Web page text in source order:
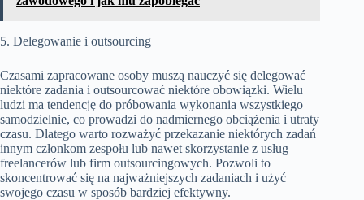
5. Delegowanie i outsourcing
Czasami zapracowane osoby muszą nauczyć się delegować
niektóre zadania i outsourcować niektóre obowiązki. Wielu
ludzi ma tendencję do próbowania wykonania wszystkiego
samodzielnie, co prowadzi do nadmiernego obciążenia i utraty
czasu. Dlatego warto rozważyć przekazanie niektórych zadań
innym członkom zespołu lub nawet skorzystanie z usług
freelancerów lub firm outsourcingowych. Pozwoli to
skoncentrować się na najważniejszych zadaniach i użyć
swojego czasu w sposób bardziej efektywny.